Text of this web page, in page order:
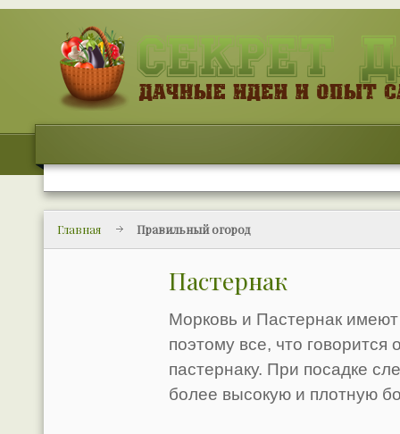
Главная Правильный огород
Пастернак
Морковь и Пастернак
поэтому все, что говорится
пастернаку. При посадке
более высокую и плотную